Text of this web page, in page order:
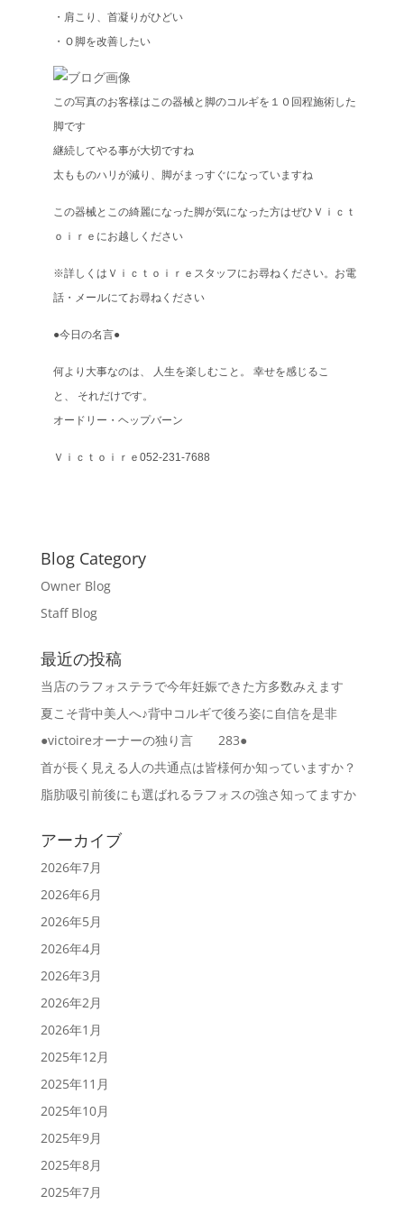
・肩こり、首凝りがひどい
・Ｏ脚を改善したい
この写真のお客様はこの器械と脚のコルギを１０回程施術した
脚です
継続してやる事が大切ですね
太もものハリが減り、脚がまっすぐになっていますね
この器械とこの綺麗になった脚が気になった方はぜひＶｉｃｔ
ｏｉｒｅにお越しください
※詳しくはＶｉｃｔｏｉｒｅスタッフにお尋ねください。お電
話・メールにてお尋ねください
●今日の名言●
何より大事なのは、 人生を楽しむこと。 幸せを感じるこ
と、 それだけです。
オードリー・ヘップバーン
Ｖｉｃｔｏｉｒｅ052-231-7688
Blog Category
Owner Blog
Staff Blog
最近の投稿
当店のラフォステラで今年妊娠できた方多数みえます
夏こそ背中美人へ♪背中コルギで後ろ姿に自信を是非
●victoireオーナーの独り言 283●
首が長く見える人の共通点は皆様何か知っていますか？
脂肪吸引前後にも選ばれるラフォスの強さ知ってますか
アーカイブ
2026年7月
2026年6月
2026年5月
2026年4月
2026年3月
2026年2月
2026年1月
2025年12月
2025年11月
2025年10月
2025年9月
2025年8月
2025年7月